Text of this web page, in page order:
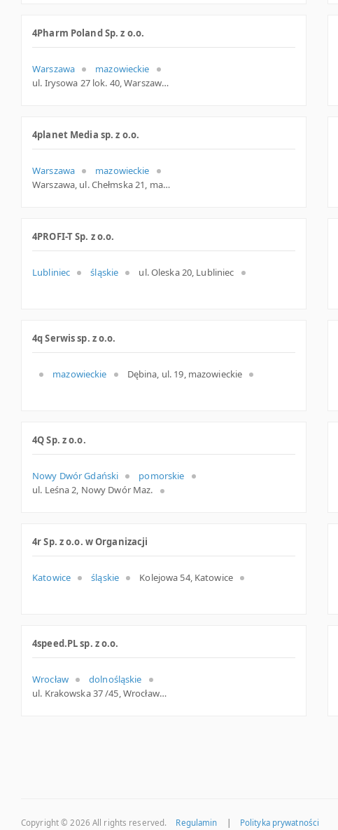
4Pharm Poland Sp. z o.o.
Warszawa
mazowieckie
ul. Irysowa 27 lok. 40, Warszawa
4planet Media sp. z o.o.
Warszawa
mazowieckie
Warszawa, ul. Chełmska 21, mazowieckie
4PROFI-T Sp. z o.o.
Lubliniec śląskie ul. Oleska 20, Lubliniec
4q Serwis sp. z o.o.
mazowieckie Dębina, ul. 19, mazowieckie
4Q Sp. z o.o.
Nowy Dwór Gdański
pomorskie
ul. Leśna 2, Nowy Dwór Maz.
4r Sp. z o.o. w Organizacji
Katowice śląskie Kolejowa 54, Katowice
4speed.PL sp. z o.o.
Wrocław
dolnośląskie
ul. Krakowska 37 /45, Wrocław
Copyright © 2026 All rights reserved. Regulamin Polityka prywatności